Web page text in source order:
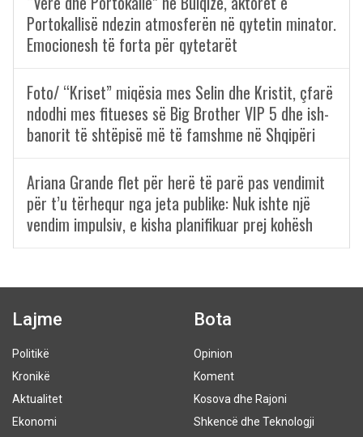
Portokallisë ndezin atmosferën në qytetin minator.
Emocionesh të forta për qytetarët
Foto/ “Kriset” miqësia mes Selin dhe Kristit, çfarë
ndodhi mes fitueses së Big Brother VIP 5 dhe ish-
banorit të shtëpisë më të famshme në Shqipëri
Ariana Grande flet për herë të parë pas vendimit
për t’u tërhequr nga jeta publike: Nuk ishte një
vendim impulsiv, e kisha planifikuar prej kohësh
Lajme
Politikë
Kronikë
Aktualitet
Ekonomi
Bota
Opinion
Koment
Kosova dhe Rajoni
Shkencë dhe Teknologji